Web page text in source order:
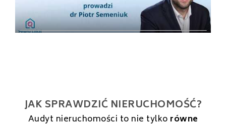
JAK SPRAWDZIĆ NIERUCHOMOŚĆ?
Audyt nieruchomości to nie tylko równe